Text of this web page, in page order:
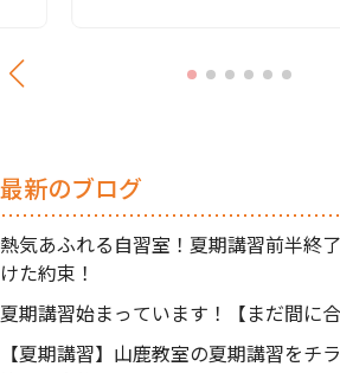
最新のブログ
熱気あふれる自習室！夏期講習前半終
けた約束！
夏期講習始まっています！【まだ間に合
【夏期講習】山鹿教室の夏期講習をチ